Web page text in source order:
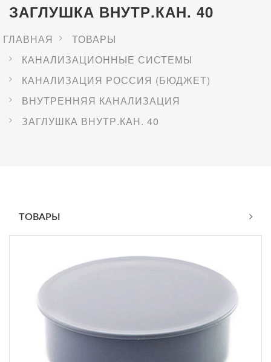
ЗАГЛУШКА ВНУТР.КАН. 40
ГЛАВНАЯ
ТОВАРЫ
КАНАЛИЗАЦИОННЫЕ СИСТЕМЫ
КАНАЛИЗАЦИЯ РОССИЯ (БЮДЖЕТ)
ВНУТРЕННЯЯ КАНАЛИЗАЦИЯ
ЗАГЛУШКА ВНУТР.КАН. 40
ТОВАРЫ